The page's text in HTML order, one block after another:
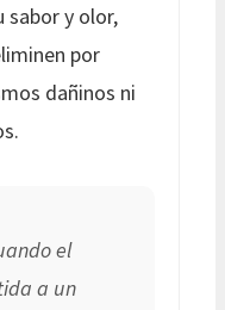
sabor y olor,
por
dañinos ni
el
a un